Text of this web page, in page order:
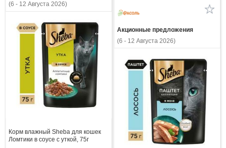
(6 - 12 Августа 2026)
Корм влажный Sheba для кошек
Ломтики в соусе с уткой, 75г
Акционные предложения
(6 - 12 Августа 2026)